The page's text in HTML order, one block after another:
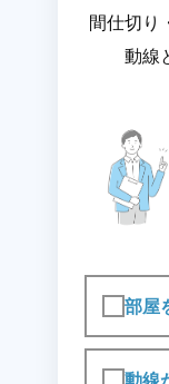
間仕切り
動線
部屋